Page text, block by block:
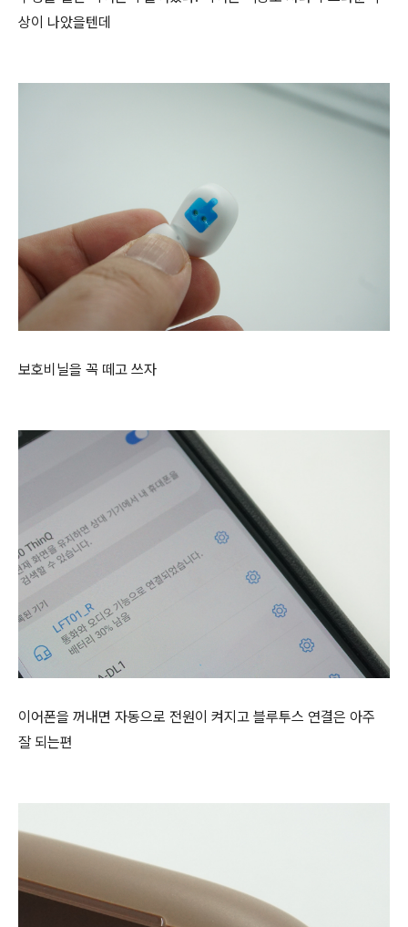
상이 나았을텐데
보호비닐을 꼭 떼고 쓰자
이어폰을 꺼내면 자동으로 전원이 켜지고 블루투스 연결은 아주
잘 되는편